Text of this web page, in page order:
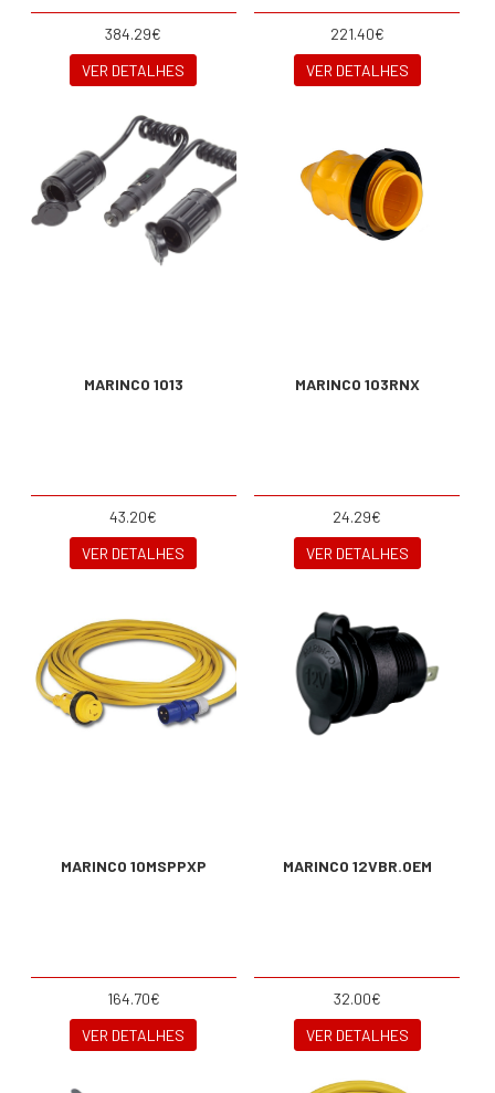
384.29€
VER DETALHES
221.40€
VER DETALHES
MARINCO 1013
43.20€
VER DETALHES
MARINCO 103RNX
24.29€
VER DETALHES
MARINCO 10MSPPXP
164.70€
VER DETALHES
MARINCO 12VBR.OEM
32.00€
VER DETALHES